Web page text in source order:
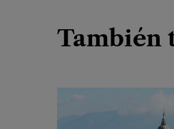
También